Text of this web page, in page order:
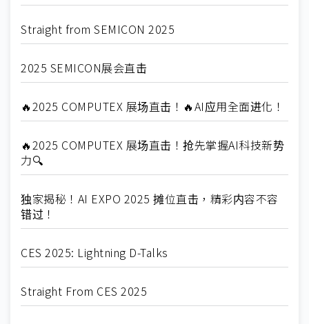
Straight from SEMICON 2025
2025 SEMICON展会直击
🔥2025 COMPUTEX 展场直击！🔥AI应用全面进化！
🔥2025 COMPUTEX 展场直击！抢先掌握AI科技新势
力🔍
独家揭秘！AI EXPO 2025 摊位直击，精彩内容不容
错过！
CES 2025: Lightning D-Talks
Straight From CES 2025